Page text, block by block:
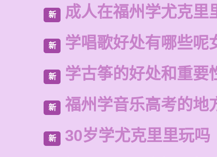
新 成人在福州学尤克里
新 学唱歌好处有哪些呢
新 学古筝的好处和重要
新 福州学音乐高考的地
新 30岁学尤克里里玩吗